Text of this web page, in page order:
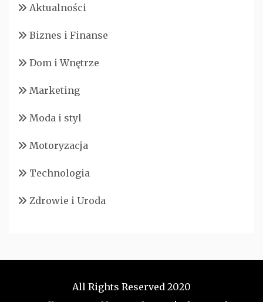
Aktualności
Biznes i Finanse
Dom i Wnętrze
Marketing
Moda i styl
Motoryzacja
Technologia
Zdrowie i Uroda
All Rights Reserved 2020